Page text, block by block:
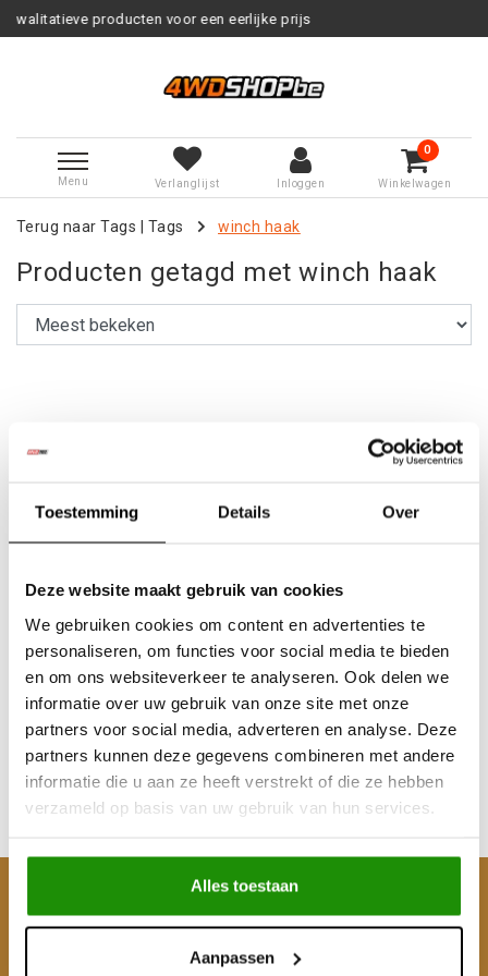
Toestemming Details Over
Deze website maakt gebruik van cookies
We gebruiken cookies om content en advertenties te
personaliseren, om functies voor social media te bieden
en om ons websiteverkeer te analyseren. Ook delen we
informatie over uw gebruik van onze site met onze
partners voor social media, adverteren en analyse. Deze
partners kunnen deze gegevens combineren met andere
informatie die u aan ze heeft verstrekt of die ze hebben
verzameld op basis van uw gebruik van hun services.
Alles toestaan
Aanpassen
producten voor een eerlijke prijs
Menu Verlanglijst Inloggen
0
Winkelwagen
Terug naar Tags Tags winch haak
Producten getagd met winch haak
Sale
Safety Thimble
€53,68 €48,76
Excl. btw
Incl. btw
Sale
Safety Thimble
€53,68 €45,45
Excl. btw
Incl. btw